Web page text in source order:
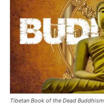
Tibetan Book of the Dead Buddhism